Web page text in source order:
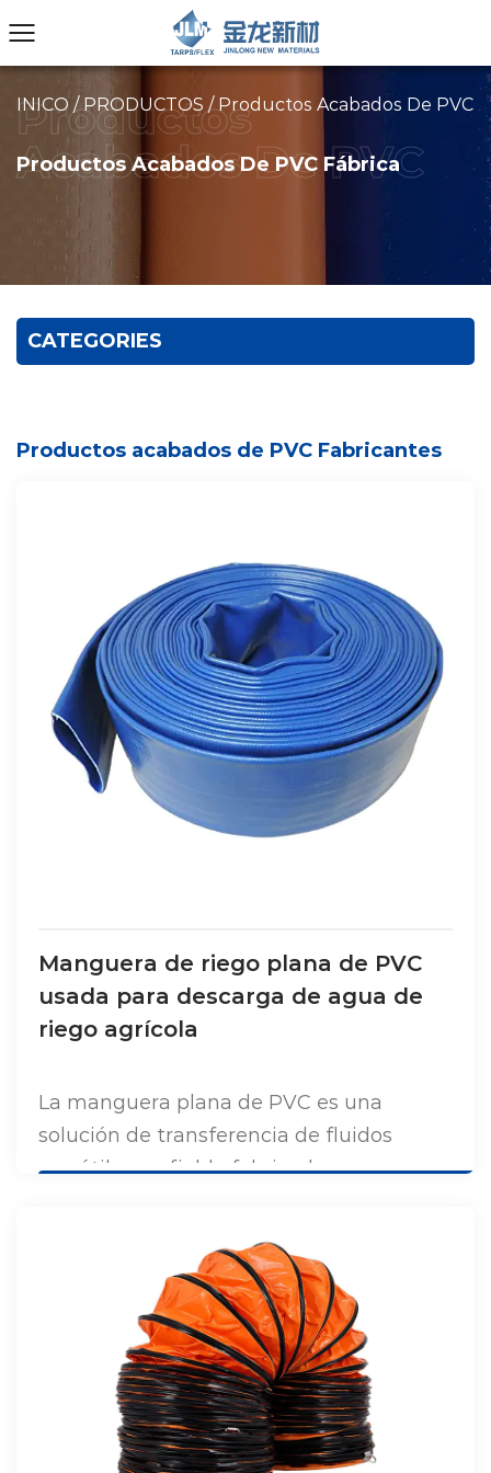
INICO /PRODUCTOS /Productos Acabados De PVC
Productos Acabados De PVC Fábrica
CATEGORIES
Productos acabados de PVC Fabricantes
Manguera de riego plana de PVC
usada para descarga de agua de
riego agrícola
La manguera plana de PVC es una
solución de transferencia de fluidos
versátil y confiable fabricada con
flexibilidad y durabilidad, esta
manguera se aplana sin esfuerzo
cuando no está en uso, lo que facilita su
almacenamiento y transporte. Su
construcción liviana, junto con una
resistencia excepcional a la abrasión, los
productos químicos y la radiación UV,